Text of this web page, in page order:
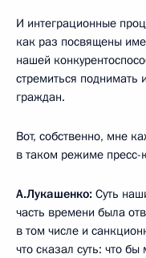
И интеграционные
как раз посвящены
нашей
стремиться поднимать
граждан.
Вот, собственно, мне
в таком режиме пресс-
А.Лукашенко: Суть
часть времени была
в том числе и
что сказал суть: что